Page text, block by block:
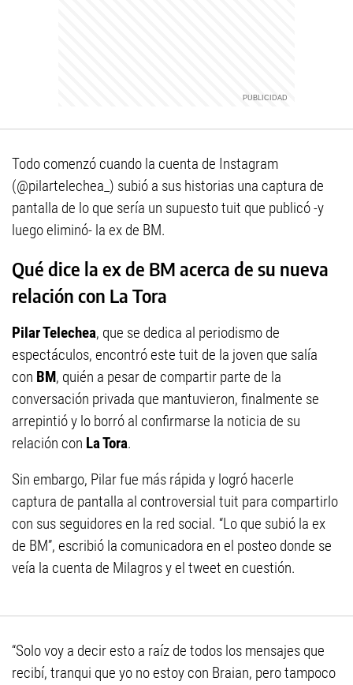
Todo comenzó cuando la cuenta de Instagram
(@pilartelechea_) subió a sus historias una captura de
pantalla de lo que sería un supuesto tuit que publicó -y
luego eliminó- la ex de BM.
Qué dice la ex de BM acerca de su nueva
relación con La Tora
Pilar Telechea, que se dedica al periodismo de
espectáculos, encontró este tuit de la joven que salía
con BM, quién a pesar de compartir parte de la
conversación privada que mantuvieron, finalmente se
arrepintió y lo borró al confirmarse la noticia de su
relación con La Tora.
Sin embargo, Pilar fue más rápida y logró hacerle
captura de pantalla al controversial tuit para compartirlo
con sus seguidores en la red social. “Lo que subió la ex
de BM”, escribió la comunicadora en el posteo donde se
veía la cuenta de Milagros y el tweet en cuestión.
“Solo voy a decir esto a raíz de todos los mensajes que
recibí, tranqui que yo no estoy con Braian, pero tampoco